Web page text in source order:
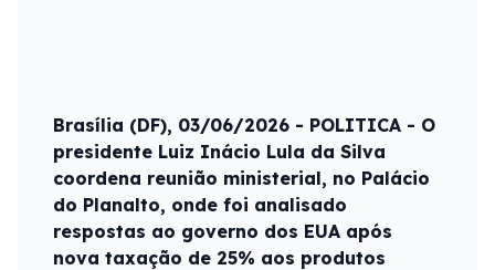
Brasília (DF), 03/06/2026 - POLITICA - O
presidente Luiz Inácio Lula da Silva
coordena reunião ministerial, no Palácio
do Planalto, onde foi analisado
respostas ao governo dos EUA após
nova taxação de 25% aos produtos